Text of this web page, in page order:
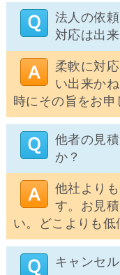
法人の依
対応は出
柔軟に対
い出来か
時にその旨をお申
他者の見
か？
他社より
す。お見
い。どこよりも低
キャンセ